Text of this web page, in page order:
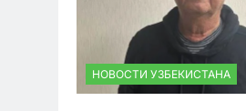
НОВОСТИ УЗБЕКИСТАНА